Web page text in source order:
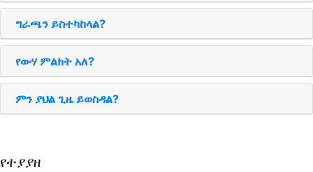
ግራጫን ይስተካከላል?
የውሃ ምልክት አለ?
ምን ያህል ጊዜ ይወስዳል?
የተያያዘ